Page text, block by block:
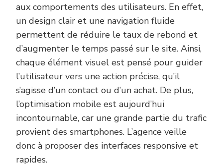
aux comportements des utilisateurs. En effet,
un design clair et une navigation fluide
permettent de réduire le taux de rebond et
d’augmenter le temps passé sur le site. Ainsi,
chaque élément visuel est pensé pour guider
l’utilisateur vers une action précise, qu’il
s’agisse d’un contact ou d’un achat. De plus,
l’optimisation mobile est aujourd’hui
incontournable, car une grande partie du trafic
provient des smartphones. L’agence veille
donc à proposer des interfaces responsive et
rapides.